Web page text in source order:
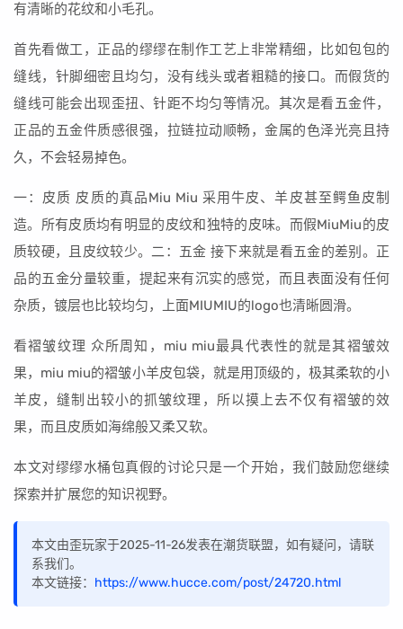
有清晰的花纹和小毛孔。
首先看做工，正品的缪缪在制作工艺上非常精细，比如包包的
缝线，针脚细密且均匀，没有线头或者粗糙的接口。而假货的
缝线可能会出现歪扭、针距不均匀等情况。其次是看五金件，
正品的五金件质感很强，拉链拉动顺畅，金属的色泽光亮且持
久，不会轻易掉色。
一：皮质 皮质的真品Miu Miu 采用牛皮、羊皮甚至鳄鱼皮制
造。所有皮质均有明显的皮纹和独特的皮味。而假MiuMiu的皮
质较硬，且皮纹较少。二：五金 接下来就是看五金的差别。正
品的五金分量较重，提起来有沉实的感觉，而且表面没有任何
杂质，镀层也比较均匀，上面MIUMIU的logo也清晰圆滑。
看褶皱纹理 众所周知，miu miu最具代表性的就是其褶皱效
果，miu miu的褶皱小羊皮包袋，就是用顶级的，极其柔软的小
羊皮，缝制出较小的抓皱纹理，所以摸上去不仅有褶皱的效
果，而且皮质如海绵般又柔又软。
本文对缪缪水桶包真假的讨论只是一个开始，我们鼓励您继续
探索并扩展您的知识视野。
本文由歪玩家于2025-11-26发表在潮货联盟，如有疑问，请联
系我们。
本文链接： https://www.hucce.com/post/24720.html